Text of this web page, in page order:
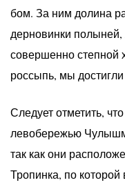
бом. За ним долина
дерновинки
совершенно степной
россыпь, мы
Следует отметить,
левобережью
так как они
Тропинка, по